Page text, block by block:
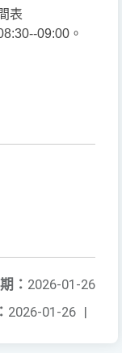
表
09:00。
： 2026-01-26
2026-01-26 |